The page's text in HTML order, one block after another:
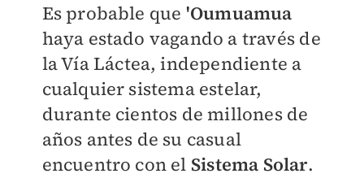
Es probable que 'Oumuamua
haya estado vagando a través de
la Vía Láctea, independiente a
cualquier sistema estelar,
durante cientos de millones de
años antes de su casual
encuentro con el Sistema Solar.